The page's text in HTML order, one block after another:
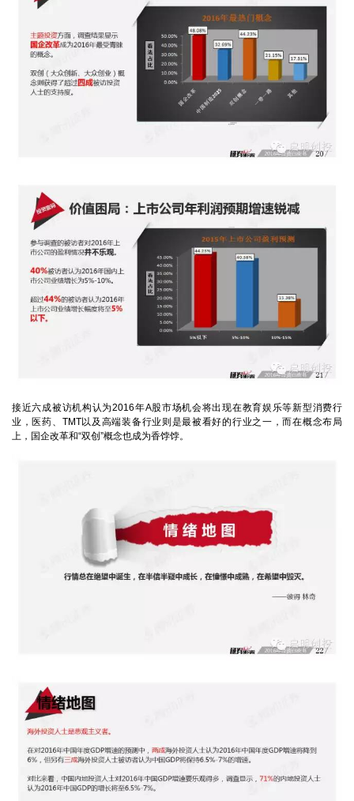
接近六成被访机构认为2016年A股市场机会将出现在教育娱乐等新型消费行
业，医药、TMT以及高端装备行业则是最被看好的行业之一，而在概念布局
上，国企改革和“双创”概念也成为香饽饽。